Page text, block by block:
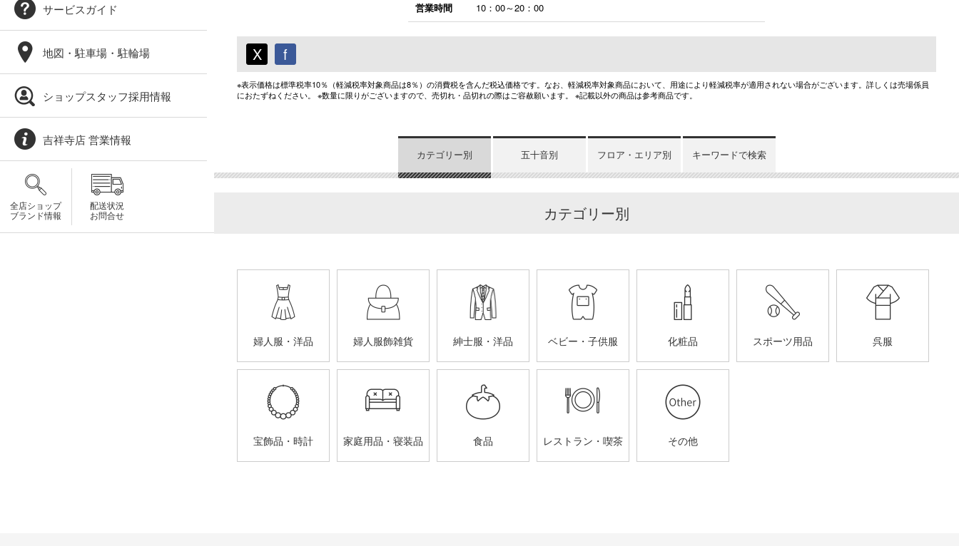
営業時間 10：00～20：00
X f
※表示価格は標準税率10％（軽減税率対象商品は8％）の消費税を含んだ税込価格です。なお、軽減税率対象商品において、用途により軽減税率が適用されない場合がございます。詳しくは売場係員
におたずねください。 ※数量に限りがございますので、売切れ・品切れの際はご容赦願います。 ※記載以外の商品は参考商品です。
カテゴリー別 五十音別 フロア・エリア別 キーワードで検索
カテゴリー別
婦人服・洋品 婦人服飾雑貨 紳士服・洋品 ベビー・子供服 化粧品 スポーツ用品 呉服
宝飾品・時計 家庭用品・寝装品 食品 レストラン・喫茶 その他
サービスガイド
地図・駐車場・駐輪場
ショップスタッフ採用情報
吉祥寺店 営業情報
全店ショップ
ブランド情報
配送状況
お問合せ